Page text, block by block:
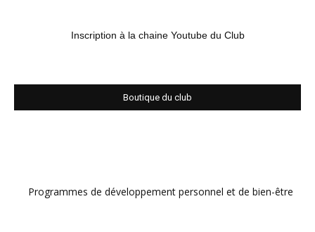
Inscription à la chaine Youtube du Club
Boutique du club
Programmes de développement personnel et de bien-être